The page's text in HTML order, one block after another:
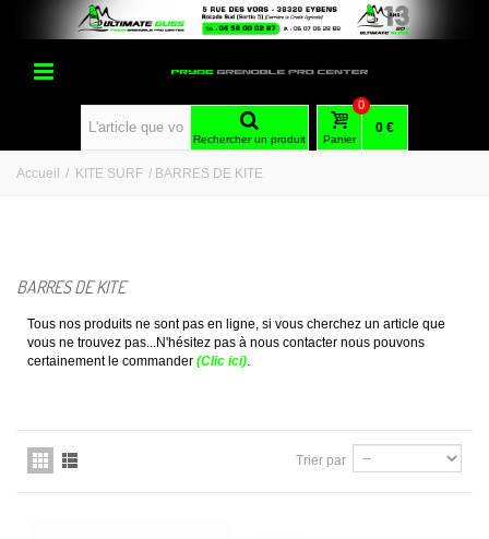
Rechercher un produit Panier
0
0 €
Accueil / KITE SURF / BARRES DE KITE
BARRES DE KITE
Tous nos produits ne sont pas en ligne, si vous cherchez un article que
vous ne trouvez pas...N'hésitez pas à nous contacter nous pouvons
certainement le commander (Clic ici)
Trier par